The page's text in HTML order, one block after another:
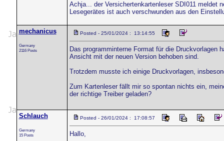
Achja... der Versichertenkartenleser SDI011 meldet
Lesegerätes ist auch verschwunden aus den
mechanicus
Germany
2116 Posts
Posted - 25/01/2024 : 13:14:55
Das programminterne Format für die
Ansicht mit der neuen Version behoben sind.
Trotzdem musste ich einige Druckvorlagen,
Zum Kartenleser fällt mir so spontan nichts ein,
der richtige Treiber geladen?
Schlauch
Germany
15 Posts
Posted - 26/01/2024 : 17:08:57
Hallo,